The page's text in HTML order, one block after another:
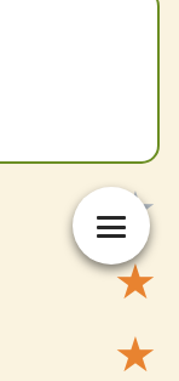
★
★
★